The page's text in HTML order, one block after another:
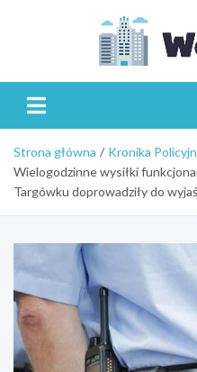
Strona główna
Kronika
Wielogodzinne wysiłki
Targówku doprowadziły do